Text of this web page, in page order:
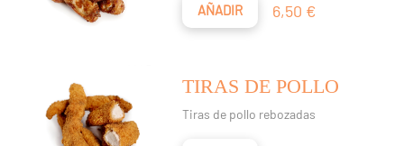
AÑADIR Precio
6,50 €
TIRAS DE POLLO
Tiras de pollo rebozadas